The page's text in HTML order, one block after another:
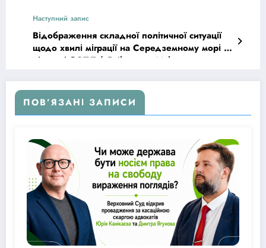
Наступний запис
Відображення складної політичної ситуації
щодо хвилі міграції на Середземному морі у
рішенні ЄСПЛ («Feilazoo v. Malta»,
ПОВ’ЯЗАНІ ЗАПИСИ